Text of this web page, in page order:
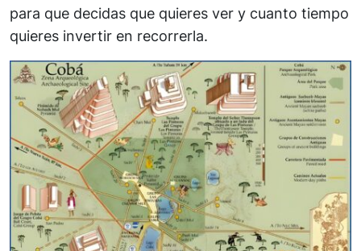
para que decidas que quieres ver y cuanto tiempo
quieres invertir en recorrerla.